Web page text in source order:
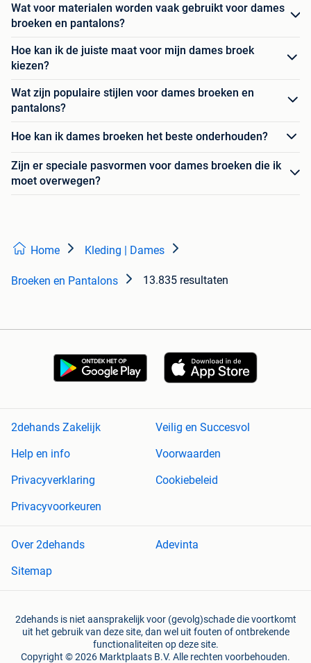
Wat voor materialen worden vaak gebruikt voor dames
broeken en pantalons?
Hoe kan ik de juiste maat voor mijn dames broek
kiezen?
Wat zijn populaire stijlen voor dames broeken en
pantalons?
Hoe kan ik dames broeken het beste onderhouden?
Zijn er speciale pasvormen voor dames broeken die ik
moet overwegen?
Home Kleding | Dames
Broeken en Pantalons 13.835 resultaten
2dehands Zakelijk
Veilig en Succesvol
Help en info
Voorwaarden
Privacyverklaring
Cookiebeleid
Privacyvoorkeuren
Over 2dehands
Adevinta
Sitemap
2dehands is niet aansprakelijk voor (gevolg)schade die voortkomt
uit het gebruik van deze site, dan wel uit fouten of ontbrekende
functionaliteiten op deze site.
Copyright © 2026 Marktplaats B.V. Alle rechten voorbehouden.